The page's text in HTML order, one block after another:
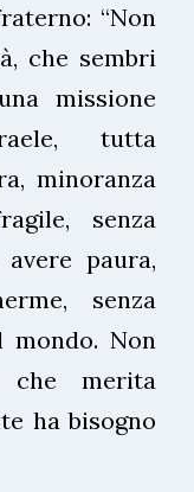
“Non
che sembri
missione
tutta
minoranza
senza
paura,
senza
Non
che merita
ha bisogno